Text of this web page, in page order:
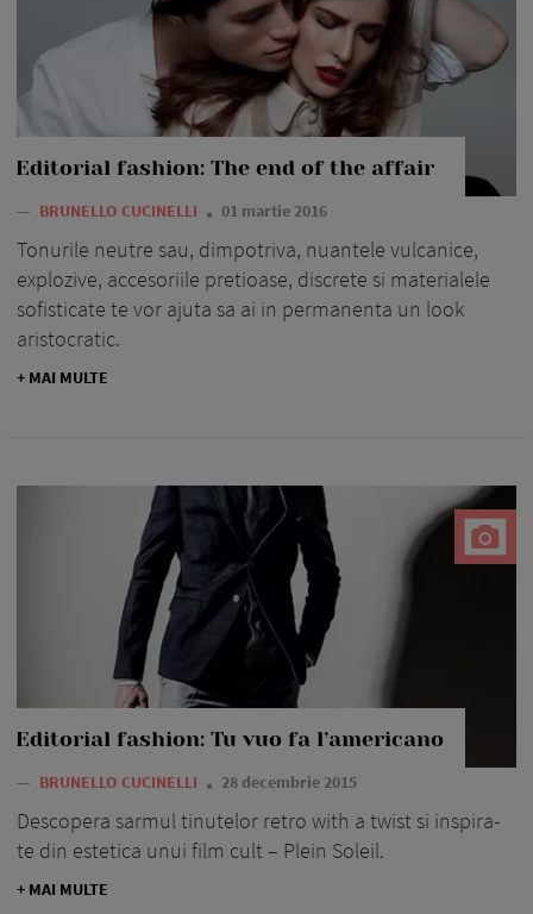
Editorial fashion: The end of the affair
— BRUNELLO CUCINELLI 01 martie 2016
Tonurile neutre sau, dimpotriva, nuantele vulcanice,
explozive, accesoriile pretioase, discrete si materialele
sofisticate te vor ajuta sa ai in permanenta un look
aristocratic.
+ MAI MULTE
Editorial fashion: Tu vuo fa l’americano
— BRUNELLO CUCINELLI 28 decembrie 2015
Descopera sarmul tinutelor retro with a twist si inspira-
te din estetica unui film cult – Plein Soleil.
+ MAI MULTE